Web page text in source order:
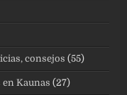
consejos (55)
Kaunas (27)